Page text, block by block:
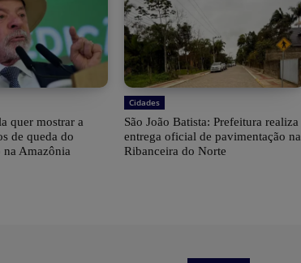
quer mostrar a
de queda do
na Amazônia
Cidades
São João Batista: Prefeitura realiza
entrega oficial de pavimentação na
Ribanceira do Norte